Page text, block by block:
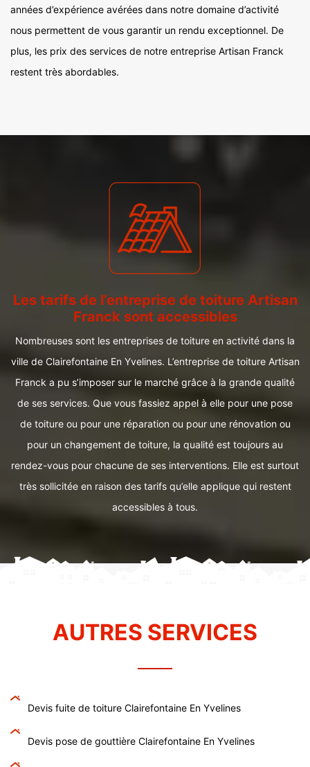
années d’expérience avérées dans notre domaine d’activité
nous permettent de vous garantir un rendu exceptionnel. De
plus, les prix des services de notre entreprise Artisan Franck
restent très abordables.
Les tarifs de l’entreprise de toiture Artisan
Franck sont accessibles
Nombreuses sont les entreprises de toiture en activité dans la
ville de Clairefontaine En Yvelines. L’entreprise de toiture Artisan
Franck a pu s’imposer sur le marché grâce à la grande qualité
de ses services. Que vous fassiez appel à elle pour une pose
de toiture ou pour une réparation ou pour une rénovation ou
pour un changement de toiture, la qualité est toujours au
rendez-vous pour chacune de ses interventions. Elle est surtout
très sollicitée en raison des tarifs qu’elle applique qui restent
accessibles à tous.
AUTRES SERVICES
Devis fuite de toiture Clairefontaine En Yvelines
Devis pose de gouttière Clairefontaine En Yvelines